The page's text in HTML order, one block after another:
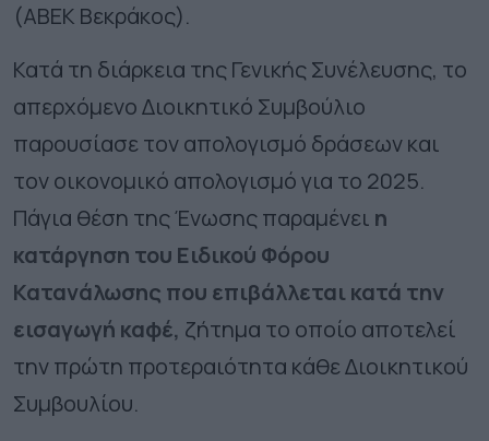
(ABEK Βεκράκος).
Κατά τη διάρκεια της Γενικής Συνέλευσης, το
απερχόμενο Διοικητικό Συμβούλιο
παρουσίασε τον απολογισμό δράσεων και
τον οικονομικό απολογισμό για το 2025.
Πάγια θέση της Ένωσης παραμένει η
κατάργηση του Ειδικού Φόρου
Κατανάλωσης που επιβάλλεται κατά την
εισαγωγή καφέ, ζήτημα το οποίο αποτελεί
την πρώτη προτεραιότητα κάθε Διοικητικού
Συμβουλίου.